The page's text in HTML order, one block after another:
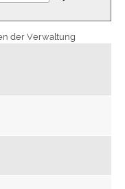
der Verwaltung